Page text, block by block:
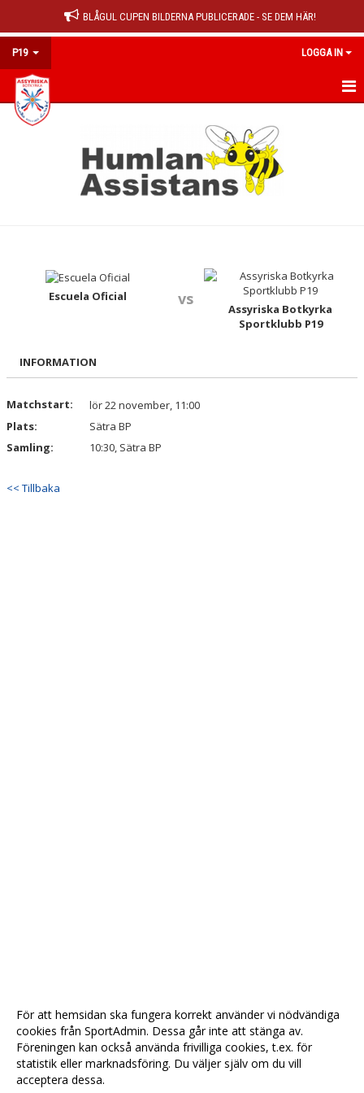
BLÅGUL CUPEN BILDERNA PUBLICERADE - SE DEM HÄR!
P19 LOGGA IN
HEM
Escuela Oficial vs
Assyriska Botkyrka
Sportklubb P19
INFORMATION
Matchstart:
lör 22 november, 11:00
Plats:
Sätra BP
Samling:
10:30, Sätra BP
<< Tillbaka
För att hemsidan ska fungera korrekt använder vi nödvändiga
cookies från SportAdmin. Dessa går inte att stänga av.
Föreningen kan också använda frivilliga cookies, t.ex. för
statistik eller marknadsföring. Du väljer själv om du vill
acceptera dessa.